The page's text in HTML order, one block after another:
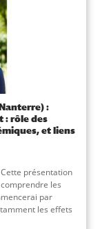
:
: rôle des
et liens
présentation
les
par
les effets